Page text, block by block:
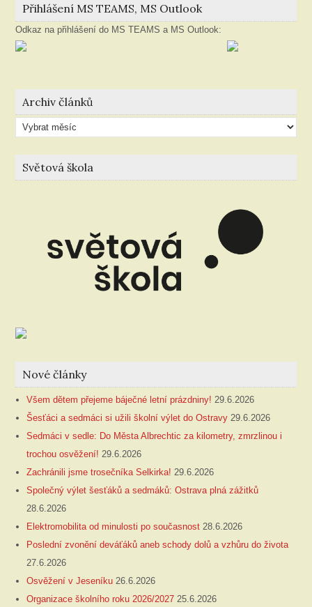
Přihlášení MS TEAMS, MS Outlook
Odkaz na přihlášení do MS TEAMS a MS Outlook:
Archiv článků
Archiv
článků
Světová škola
Nové články
Všem dětem přejeme báječné letní prázdniny! 29.6.2026
Šesťáci a sedmáci si užili školní výlet do Ostravy 29.6.2026
Sedmáci v sedle: Do Města Albrechtic za kilometry, zmrzlinou i
trochou osvěžení! 29.6.2026
Zachránili jsme trosečníka Selkirka! 29.6.2026
Společný výlet šesťáků a sedmáků: Ostrava plná zážitků
28.6.2026
Elektromobilita od minulosti po současnost 28.6.2026
Poslední zvonění deváťáků aneb schody dolů a vzhůru do života
27.6.2026
Osvěžení v Jeseníku 26.6.2026
Organizace školního roku 2026/2027 25.6.2026